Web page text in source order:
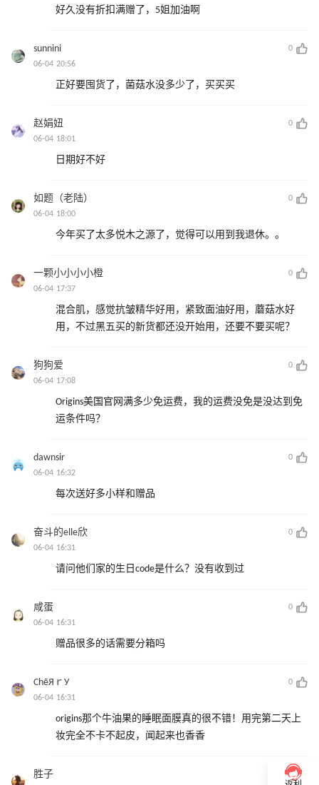
好久没有折扣满赠了，5姐加油啊
sunnini
0
06-04 20:56
正好要囤货了，菌菇水没多少了，买买买
赵娟妞
0
06-04 18:01
日期好不好
如题（老陆）
0
06-04 18:00
今年买了太多悦木之源了，觉得可以用到我退休。。
一颗小小小小橙
0
06-04 17:37
混合肌，感觉抗皱精华好用，紧致面油好用，蘑菇水好
用，不过黑五买的新货都还没开始用，还要不要买呢？
狗狗爱
0
06-04 17:08
Origins美国官网满多少免运费，我的运费没免是没达到免
运条件吗？
dawnsir
0
06-04 16:32
每次送好多小样和赠品
奋斗的elle欣
0
06-04 16:31
请问他们家的生日code是什么？没有收到过
咸蛋
0
06-04 16:31
赠品很多的话需要分箱吗
СhēЯｒУ
0
06-04 16:31
origins那个牛油果的睡眠面膜真的很不错！用完第二天上
妆完全不卡不起皮，闻起来也香香
胜子
0